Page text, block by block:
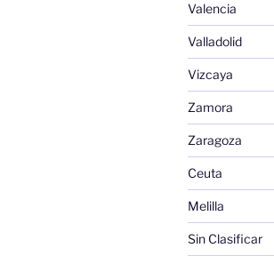
Valencia
Valladolid
Vizcaya
Zamora
Zaragoza
Ceuta
Melilla
Sin Clasificar